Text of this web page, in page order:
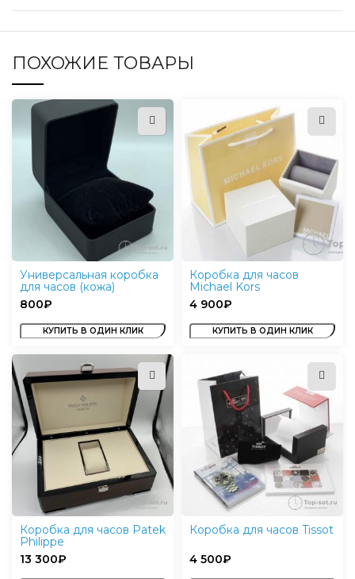
ПОХОЖИЕ ТОВАРЫ
Универсальная коробка
для часов (кожа)
₽
КУПИТЬ В ОДИН КЛИК
Коробка для часов
Michael Kors
₽
КУПИТЬ В ОДИН КЛИК
Коробка для часов Patek
Philippe
₽
Коробка для часов Tissot
₽